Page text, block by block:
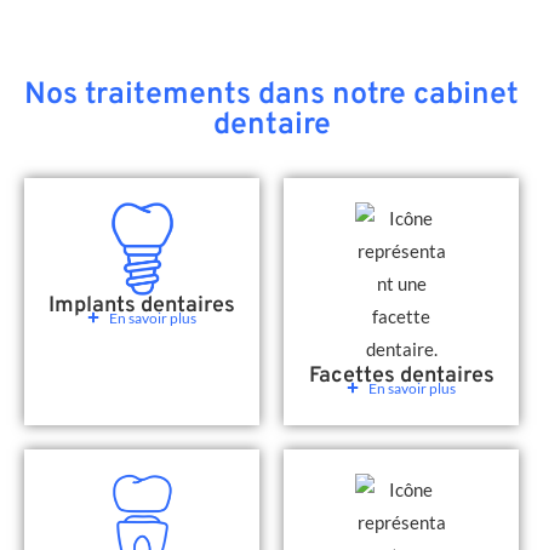
Nos traitements dans notre cabinet
dentaire
Implants dentaires
En savoir plus
Facettes dentaires
En savoir plus